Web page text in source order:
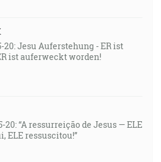
20: Jesu Auferstehung - ER ist
ist auferweckt worden!
20: “A ressurreição de Jesus — ELE
ELE ressuscitou!”